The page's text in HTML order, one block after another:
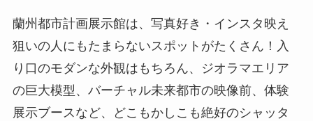
蘭州都市計画展示館は、写真好き・インスタ映え
狙いの人にもたまらないスポットがたくさん！入
り口のモダンな外観はもちろん、ジオラマエリア
の巨大模型、バーチャル未来都市の映像前、体験
展示ブースなど、どこもかしこも絶好のシャッタ